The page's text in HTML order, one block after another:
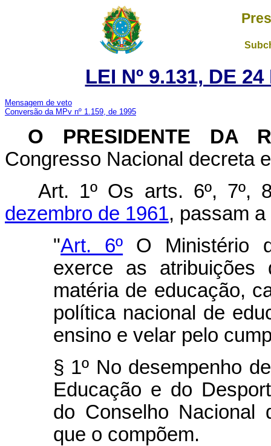
LEI Nº 9.131, DE
Mensagem de veto
Conversão da MPv nº 1.159, de 1995
O PRESIDENTE DA
Congresso Nacional decreta
Art. 1º Os arts. 6º, 7º,
dezembro de 1961, passam
"Art. 6º O Ministério
exerce as atribuições
matéria de educação,
política nacional de
ensino e velar pelo
§ 1º No desempenho
Educação e do
do Conselho Nacional
que o compõem.